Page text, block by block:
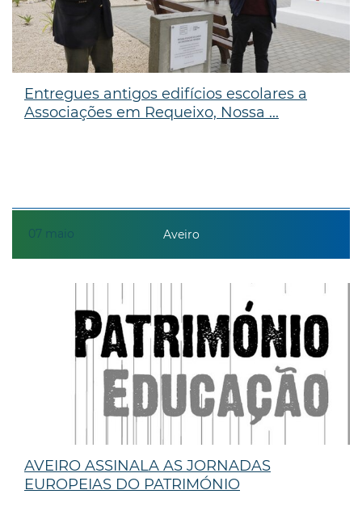
07 maio
Entregues antigos edifícios escolares a
Associações em Requeixo, Nossa ...
Aveiro
AVEIRO ASSINALA AS JORNADAS
EUROPEIAS DO PATRIMÓNIO